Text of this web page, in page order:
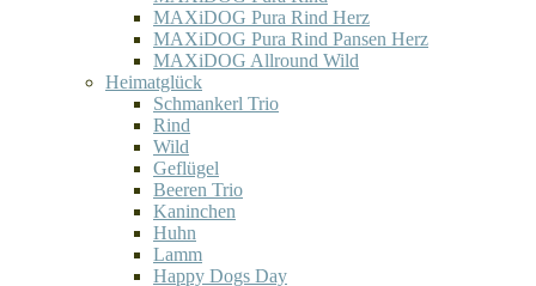
MAXiDOG Pura Rind Herz
MAXiDOG Pura Rind Pansen Herz
MAXiDOG Allround Wild
Heimatglück
Schmankerl Trio
Rind
Wild
Geflügel
Beeren Trio
Kaninchen
Huhn
Lamm
Happy Dogs Day